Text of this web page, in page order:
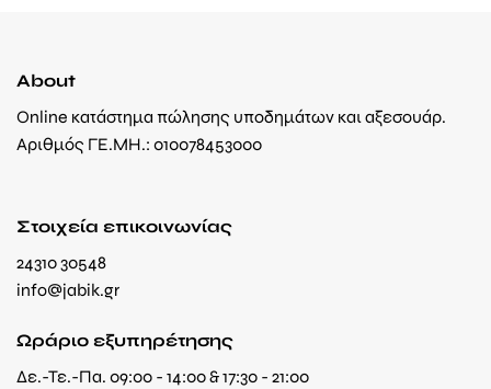
About
Online κατάστημα πώλησης υποδημάτων και αξεσουάρ.
Αριθμός ΓΕ.ΜΗ.: 010078453000
Στοιχεία επικοινωνίας
24310 30548
info@jabik.gr
Ωράριο εξυπηρέτησης
Δε.-Τε.-Πα. 09:00 - 14:00 & 17:30 - 21:00